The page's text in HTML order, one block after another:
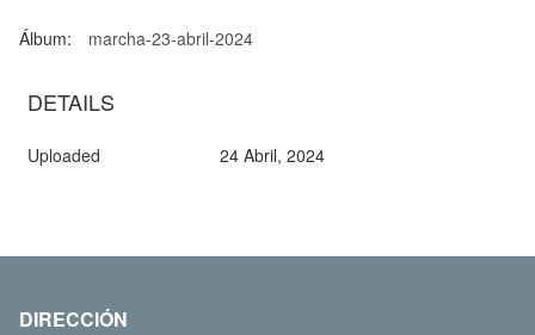
Álbum: marcha-23-abril-2024
DETAILS
Uploaded 24 Abril, 2024
DIRECCIÓN